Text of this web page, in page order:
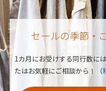
セールの季節・
1カ月にお受けする同行数に
たはお気軽にご相談から！（